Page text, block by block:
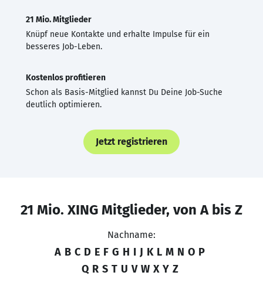
21 Mio. Mitglieder
Knüpf neue Kontakte und erhalte Impulse für ein
besseres Job-Leben.
Kostenlos profitieren
Schon als Basis-Mitglied kannst Du Deine Job-Suche
deutlich optimieren.
Jetzt registrieren
21 Mio. XING Mitglieder, von A bis Z
Nachname:
A B C D E F G H I J K L M N O P
Q R S T U V W X Y Z